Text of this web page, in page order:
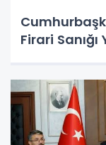
Firari Sanığı